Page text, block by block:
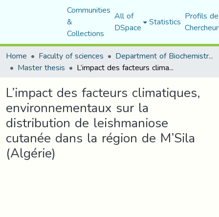
Communities
&
Collections
All of
DSpace Statistics Profils
Home
Faculty of sciences Department of Biochemistry and Microbiology
Master thesis L’impact des facteurs climatiques, environnementaux sur la distribution de leishmaniose cutanée dans la région de M’Sila (Algérie)
L’impact des facteurs climatiques,
environnementaux sur la
distribution de leishmaniose
cutanée dans la région de M’Sila
(Algérie)